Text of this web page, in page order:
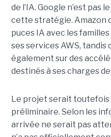
de l’IA. Google n’est pas
cette stratégie. Amazon
puces IA avec les
ses services AWS,
également sur des
destinés à ses charges
Le projet serait toutefois
préliminaire. Selon les
arrivée ne serait pas